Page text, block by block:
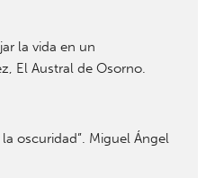
la vida en un
El Austral de Osorno.
oscuridad”. Miguel Ángel